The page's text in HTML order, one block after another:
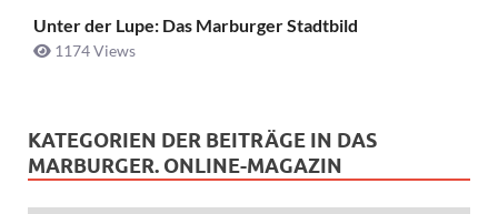
Unter der Lupe: Das Marburger Stadtbild
1174 Views
KATEGORIEN DER BEITRÄGE IN DAS
MARBURGER. ONLINE-MAGAZIN